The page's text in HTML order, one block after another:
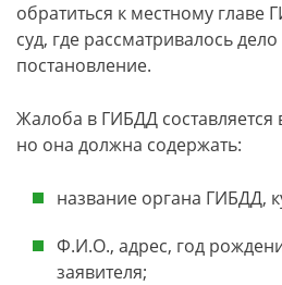
обратиться к местному
суд, где рассматривалось
постановление.
Жалоба в ГИБДД
но она должна содержать:
название органа ГИБДД,
Ф.И.О., адрес, год
заявителя;